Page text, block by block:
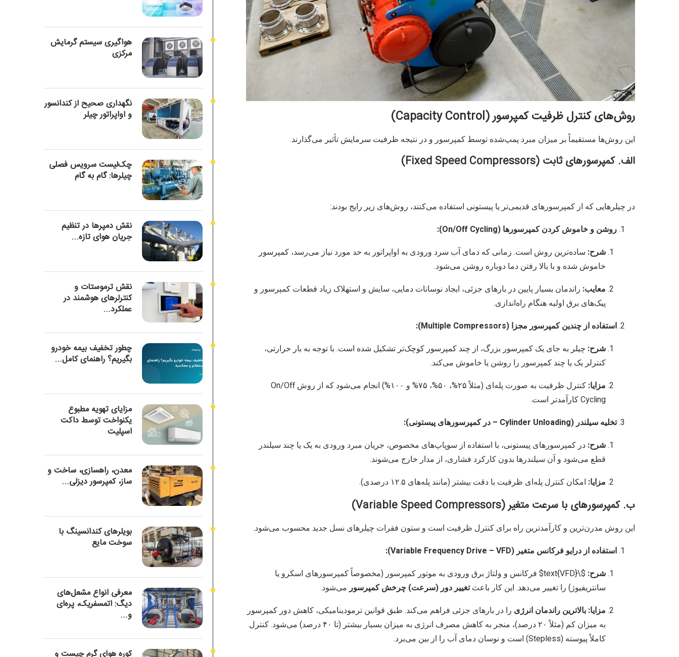
روش‌های کنترل ظرفیت کمپرسور (Capacity Control)
این روش‌ها مستقیماً بر میزان مبرد پمپ‌شده توسط کمپرسور و در نتیجه ظرفیت سرمایش تأثیر می‌گذارند.
الف. کمپرسورهای ثابت (Fixed Speed Compressors)
در چیلرهایی که از کمپرسورهای قدیمی‌تر یا پیستونی استفاده می‌کنند، روش‌های زیر رایج بودند:
روشن و خاموش کردن کمپرسورها (On/Off Cycling):
شرح: ساده‌ترین روش است. زمانی که دمای آب سرد ورودی به اواپراتور به حد مورد نیاز می‌رسد، کمپرسور
خاموش شده و با بالا رفتن دما دوباره روشن می‌شود.
معایب: راندمان بسیار پایین در بارهای جزئی، ایجاد نوسانات دمایی، سایش و استهلاک زیاد قطعات کمپرسور و
پیک‌های برق اولیه هنگام راه‌اندازی.
استفاده از چندین کمپرسور مجزا (Multiple Compressors):
شرح: چیلر به جای یک کمپرسور بزرگ، از چند کمپرسور کوچک‌تر تشکیل شده است. با توجه به بار حرارتی،
کنترلر یک یا چند کمپرسور را روشن یا خاموش می‌کند.
مزایا:
کنترل ظرفیت به صورت پله‌ای (مثلاً ۲۵%، ۵۰%، ۷۵% و ۱۰۰%) انجام می‌شود که از روش On/Off
Cycling کارآمدتر است.
تخلیه سیلندر (Cylinder Unloading – در کمپرسورهای پیستونی):
شرح: در کمپرسورهای پیستونی، با استفاده از سوپاپ‌های مخصوص، جریان مبرد ورودی به یک یا چند سیلندر
قطع می‌شود و آن سیلندرها بدون کارکرد فشاری، از مدار خارج می‌شوند.
مزایا: امکان کنترل پله‌ای ظرفیت با دقت بیشتر (مانند پله‌های ۱۲.۵ درصدی).
ب. کمپرسورهای با سرعت متغیر (Variable Speed Compressors)
این روش مدرن‌ترین و کارآمدترین راه برای کنترل ظرفیت است و ستون فقرات چیلرهای نسل جدید محسوب می‌شود.
استفاده از درایو فرکانس متغیر (Variable Frequency Drive – VFD):
شرح: $\text{VFD}$
فرکانس و ولتاژ برق ورودی به موتور کمپرسور (مخصوصاً کمپرسورهای اسکرو یا
سانتریفیوژ) را تغییر می‌دهد. این کار باعثتغییر دور (سرعت) چرخش کمپرسورمی‌شود.
مزایا: بالاترین راندمان انرژی را در بارهای جزئی فراهم می‌کند. طبق قوانین ترمودینامیکی، کاهش دور کمپرسور
به میزان کم (مثلاً ۲۰ درصد)، منجر به کاهش مصرف انرژی به میزان بسیار بیشتر (تا ۴۰ درصد) می‌شود. کنترل
کاملاً پیوسته (Stepless) است و نوسان دمای آب را از بین می‌برد.
هواگیری سیستم گرمایش
مرکزی
نگهداری صحیح از کندانسور
و اواپراتور چیلر
چک‌لیست سرویس فصلی
چیلرها: گام به گام
نقش دمپرها در تنظیم
جریان هوای تازه...
نقش ترموستات و
کنترلرهای هوشمند در
عملکرد...
چطور تخفیف بیمه خودرو
بگیریم؟ راهنمای کامل...
مزایای تهویه مطبوع
یکنواخت توسط داکت
اسپلیت
معدن، راهسازی، ساخت و
ساز، کمپرسور دیزلی...
بویلرهای کندانسینگ با
سوخت مایع
معرفی انواع مشعل‌های
دیگ: اتمسفریک، پره‌ای
و...
کوره هوای گرم چیست و